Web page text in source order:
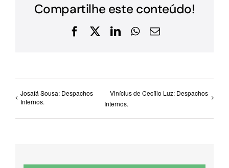
Compartilhe este conteúdo!
Facebook
X LinkedInWhatsApp
E-
Josafá Sousa: Despachos
Internos.
Vinícius de Cecílio Luz: Despachos
Internos.